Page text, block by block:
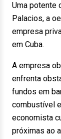
Uma potente
Palacios, a
empresa
em Cuba.
A empresa
enfrenta
fundos em
combustível
economista
próximas ao